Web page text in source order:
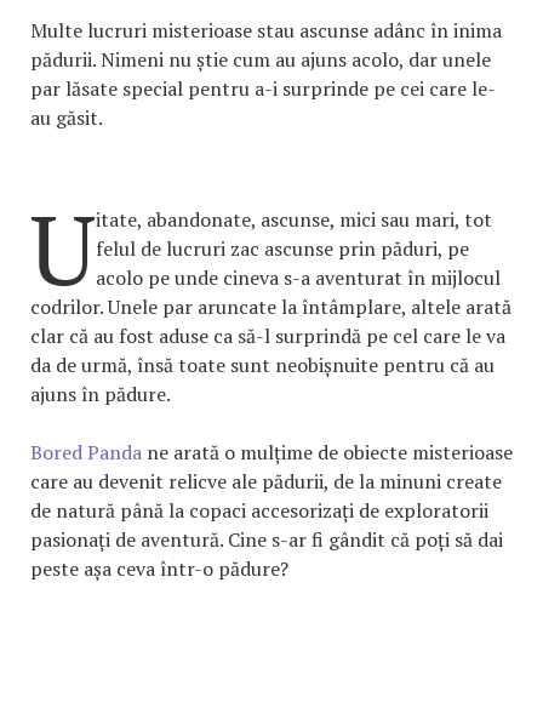
Multe lucruri misterioase stau ascunse adânc în inima
pădurii. Nimeni nu știe cum au ajuns acolo, dar unele
par lăsate special pentru a-i surprinde pe cei care le-
au găsit.
Uitate, abandonate, ascunse, mici sau mari, tot
felul de lucruri zac ascunse prin păduri, pe
acolo pe unde cineva s-a aventurat în mijlocul
codrilor. Unele par aruncate la întâmplare, altele arată
clar că au fost aduse ca să-l surprindă pe cel care le va
da de urmă, însă toate sunt neobișnuite pentru că au
ajuns în pădure.
Bored Panda ne arată o mulțime de obiecte misterioase
care au devenit relicve ale pădurii, de la minuni create
de natură până la copaci accesorizați de exploratorii
pasionați de aventură. Cine s-ar fi gândit că poți să dai
peste așa ceva într-o pădure?